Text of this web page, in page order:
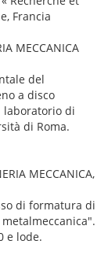
Francia
MECCANICA
del
a disco
laboratorio di
di Roma.
MECCANICA,
di formatura di
e lode.